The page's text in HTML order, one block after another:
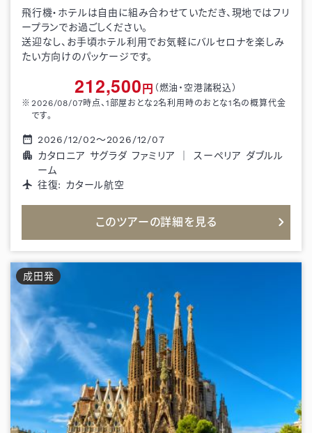
飛行機・ホテルは自由に組み合わせていただき、現地ではフリ
ープランでお過ごしください。
送迎なし、お手頃ホテル利用でお気軽にバルセロナを楽しみ
たい方向けのパッケージです。
212,500 円 （燃油・空港諸税込）
2026/08/07時点、1部屋おとな2名利用時のおとな1名の概算代金
です。
2026/12/02～2026/12/07
カタロニア サグラダ ファミリア
スーペリア ダブルル
ーム
往復: カタール航空
このツアーの詳細を見る
成田発